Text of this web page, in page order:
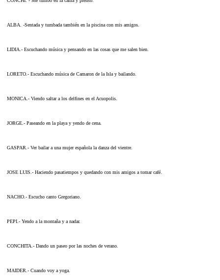
ALBA. -Sentada y tumbada también en la piscina con mis amigos.
LIDIA.- Escuchando música y pensando en las cosas que me salen bien.
LORETO.- Escuchando música de Camaron de la Isla y bailando.
MONICA.- Viendo saltar a los delfines en el Acuopolis.
JORGE.- Paseando en la playa y yendo de cena.
GASPAR.- Ver bailar a una mujer española la danza del vientre.
JOSE LUIS.- Haciendo pasatiempos y quedando con mis amigos a tomar café.
NACHO.- Escucho canto Gregoriano.
PEPI.- Yendo a la montaña y a nadar.
CONCHITA.- Dando un paseo por las noches de verano.
MAIDER.- Cuando voy a yoga.